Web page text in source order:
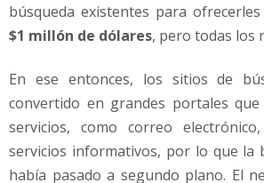
búsqueda existentes para
$1 millón de dólares, pero todas los
En ese entonces, los sitios de
convertido en grandes portales
servicios, como correo
servicios informativos, por lo que la
había pasado a segundo plano. El